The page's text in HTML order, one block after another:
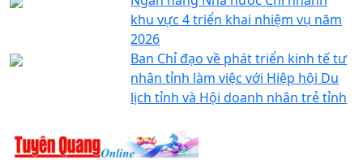
khu vực 4 triển khai nhiệm vụ năm
2026
Ban Chỉ đạo về phát triển kinh tế tư
nhân tỉnh làm việc với Hiệp hội Du
lịch tỉnh và Hội doanh nhân trẻ tỉnh